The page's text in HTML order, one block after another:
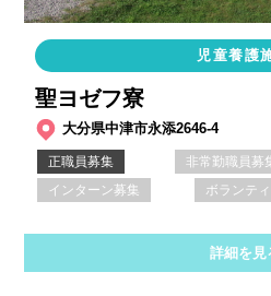
児童養護
聖ヨゼフ寮
大分県中津市永添2646-4
正職員募集 非常勤職員募
インターン募集
ボランテ
詳細を見